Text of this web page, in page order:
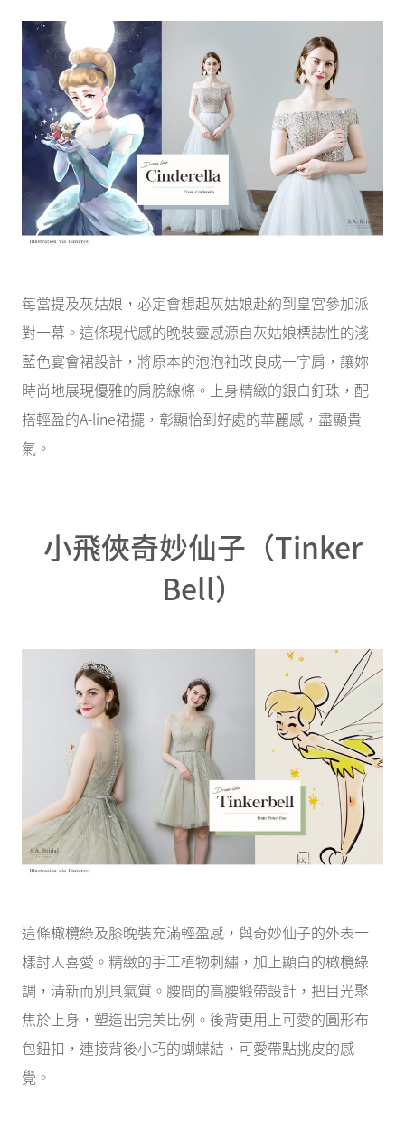
每當提及灰姑娘，必定會想起灰姑娘赴約到皇宮參加派
對一幕。這條現代感的晚裝靈感源自灰姑娘標誌性的淺
藍色宴會裙設計，將原本的泡泡袖改良成一字肩，讓妳
時尚地展現優雅的肩膀線條。上身精緻的銀白釘珠，配
搭輕盈的A-line裙擺，彰顯恰到好處的華麗感，盡顯貴
氣。
小飛俠奇妙仙子（Tinker
Bell）
這條橄欖綠及膝晚裝充滿輕盈感，與奇妙仙子的外表一
樣討人喜愛。精緻的手工植物刺繡，加上顯白的橄欖綠
調，清新而別具氣質。腰間的高腰緞帶設計，把目光聚
焦於上身，塑造出完美比例。後背更用上可愛的圓形布
包鈕扣，連接背後小巧的蝴蝶結，可愛帶點挑皮的感
覺。